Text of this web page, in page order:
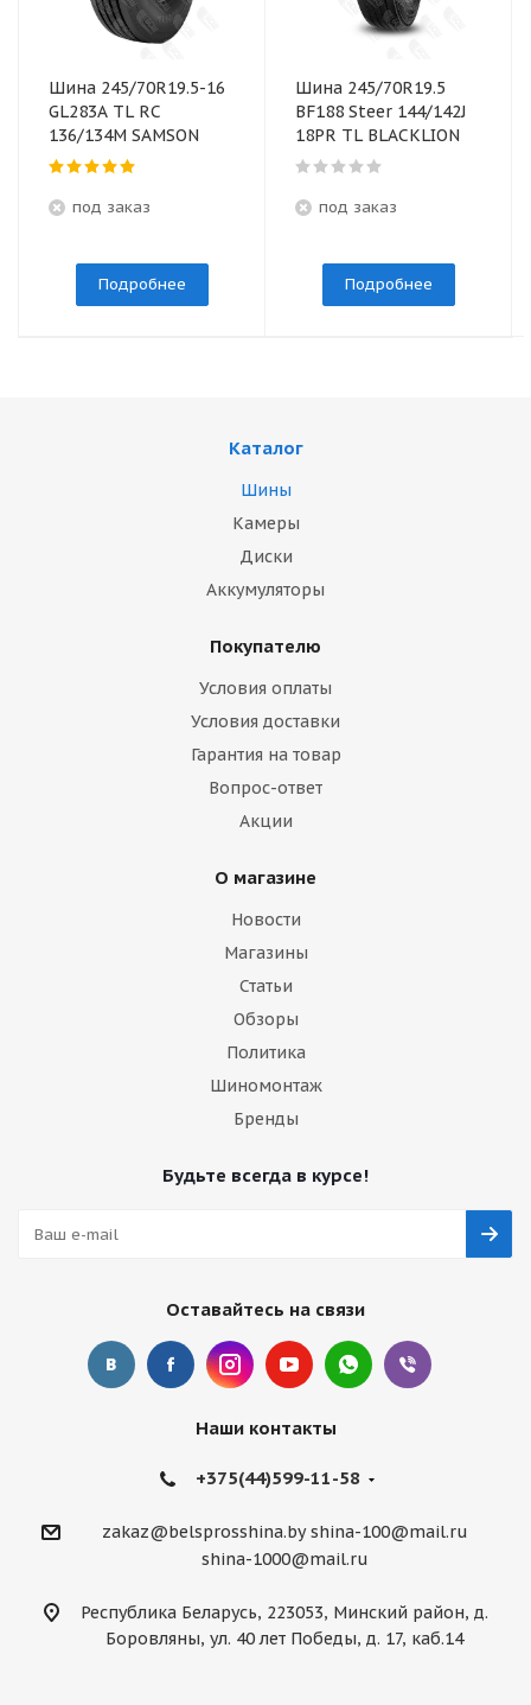
Шина 245/70R19.5-16
GL283A TL RC
136/134М SAMSON
под заказ
Подробнее
Шина 245/70R19.5
BF188 Steer 144/142J
18PR TL BLACKLION
под заказ
Подробнее
Каталог
Шины
Камеры
Диски
Аккумуляторы
Покупателю
Условия оплаты
Условия доставки
Гарантия на товар
Вопрос-ответ
Акции
О магазине
Новости
Магазины
Статьи
Обзоры
Политика
Шиномонтаж
Бренды
Будьте всегда в курсе!
Оставайтесь на связи
Наши контакты
+375(44)599-11-58
zakaz@belsprosshina.by shina-100@mail.ru
shina-1000@mail.ru
Республика Беларусь, 223053, Минский район, д.
Боровляны, ул. 40 лет Победы, д. 17, каб.14